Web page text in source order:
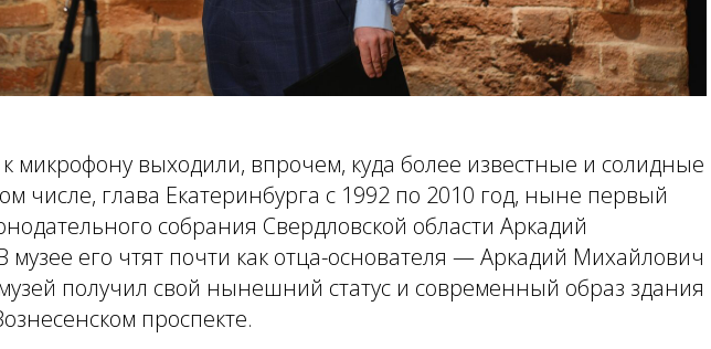
к микрофону выходили, впрочем, куда более известные и солидные
числе, глава Екатеринбурга с 1992 по 2010 год, ныне первый
собрания Свердловской области Аркадий
музее его чтят почти как отца-основателя — Аркадий Михайлович
получил свой нынешний статус и современный образ здания
проспекте.